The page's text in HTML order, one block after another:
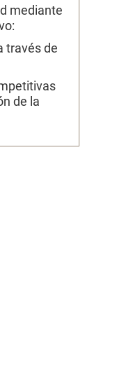
mediante
través de
de la